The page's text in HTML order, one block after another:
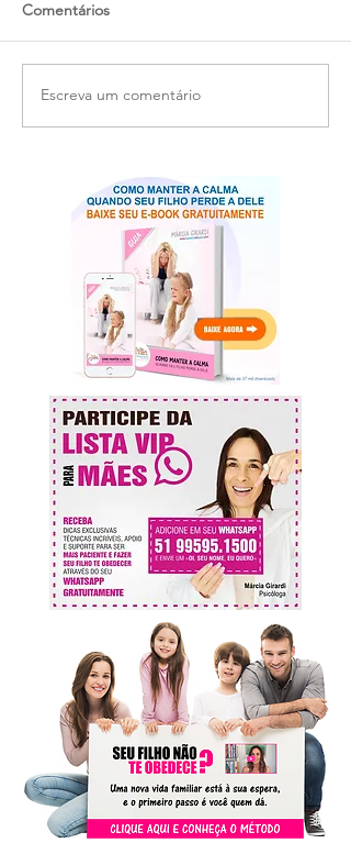
Comentários
Escreva um comentário